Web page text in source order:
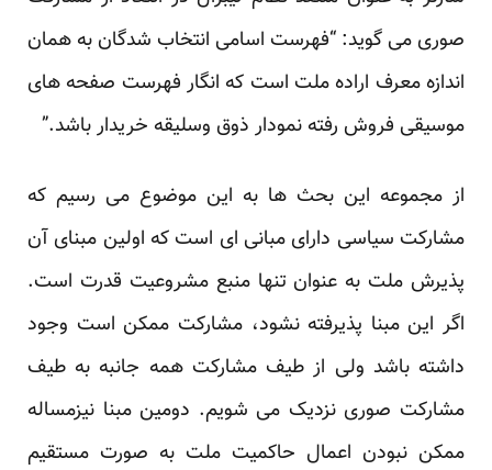
‏صوری می گوید: “فهرست اسامی انتخاب شدگان به همان
اندازه معرف اراده ملت است که انگار فهرست ‏صفحه های
موسیقی فروش رفته نمودار ذوق وسلیقه خریدار باشد.” ‏
از مجموعه این بحث ها به این موضوع می رسیم که
مشارکت سیاسی دارای مبانی ای است که اولین مبنای ‏آن
پذیرش ملت به عنوان تنها منبع مشروعیت قدرت است.
اگر این مبنا پذیرفته نشود، مشارکت ممکن است ‏وجود
داشته باشد ولی از طیف مشارکت همه جانبه به طیف
مشارکت صوری نزدیک می شویم. دومین مبنا ‏نیزمساله
ممکن نبودن اعمال حاکمیت ملت به صورت مستقیم